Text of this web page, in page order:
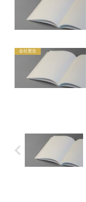
会社更生